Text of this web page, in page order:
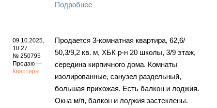
Подробнее
09.10.2025,
10:27
№ 250795
Продаю —
Квартиры
Продается 3-комнатная квартира, 62,6/
50,3/9,2 кв. м, ХБК р-н 20 школы, 3/9 этаж,
середина кирпичного дома. Комнаты
изолированные, санузел раздельный,
большая прихожая. Есть балкон и лоджия.
Окна м/п, балкон и лоджия застеклены.